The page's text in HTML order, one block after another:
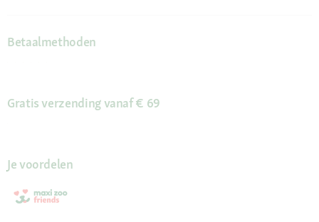
Betaalmethoden
Gratis verzending vanaf € 69
Je voordelen